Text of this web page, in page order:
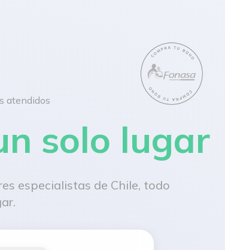
atendidos
solo lugar
especialistas de Chile, todo